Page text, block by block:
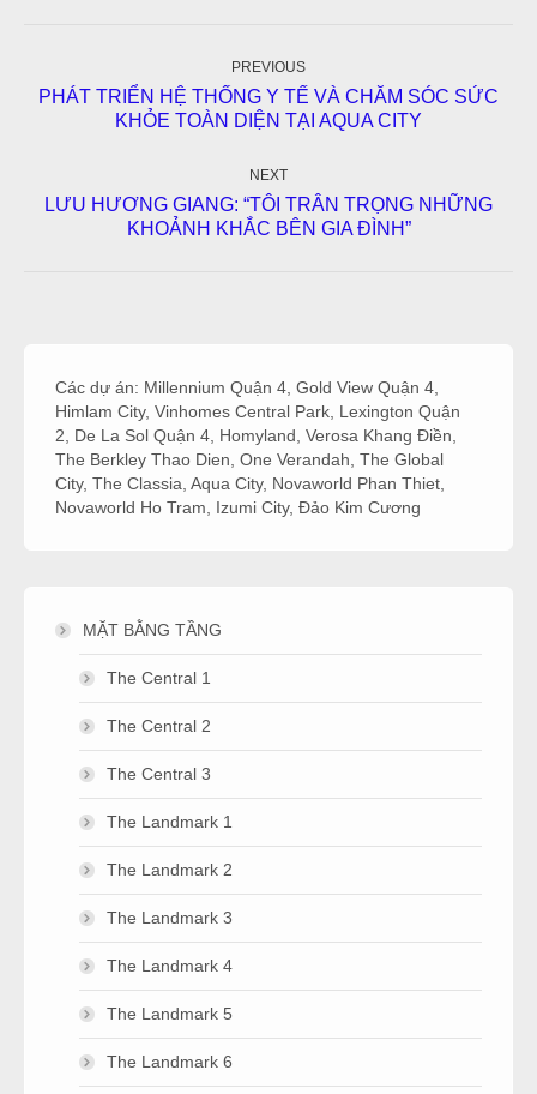
PREVIOUS
Previous
post:
PHÁT TRIỂN HỆ THỐNG Y TẾ VÀ CHĂM SÓC SỨC
KHỎE TOÀN DIỆN TẠI AQUA CITY
NEXT
Next
post:
LƯU HƯƠNG GIANG: “TÔI TRÂN TRỌNG NHỮNG
KHOẢNH KHẮC BÊN GIA ĐÌNH”
Các dự án: Millennium Quận 4 Gold View Quận 4
Himlam City, Vinhomes Central Park Lexington Quận
2
De La Sol Quận 4 Homyland Verosa Khang Điền
The Berkley Thao Dien One Verandah The Global
City, The Classia Aqua City, Novaworld Phan Thiet
Novaworld Ho Tram
Izumi City, Đảo Kim Cương
MẶT BẰNG TẦNG
The Central 1
The Central 2
The Central 3
The Landmark 1
The Landmark 2
The Landmark 3
The Landmark 4
The Landmark 5
The Landmark 6